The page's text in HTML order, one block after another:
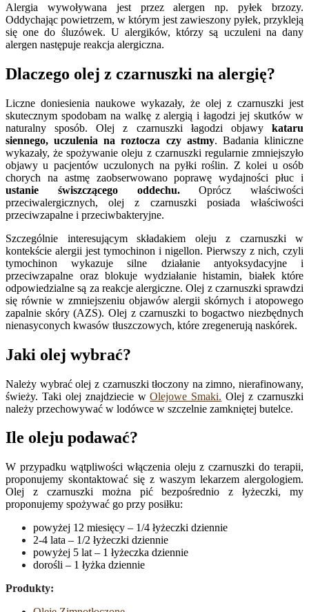
Alergia wywoływana jest przez alergen np. pyłek brzozy.
Oddychając powietrzem, w którym jest zawieszony pyłek, przykleją
się one do śluzówek. U alergików, którzy są uczuleni na dany
alergen następuje reakcja alergiczna.
Dlaczego olej z czarnuszki na alergię?
Liczne doniesienia naukowe wykazały, że olej z czarnuszki jest
skutecznym spodobam na walkę z alergią i łagodzi jej skutków w
naturalny sposób. Olej z czarnuszki łagodzi objawy kataru
siennego, uczulenia na roztocza czy astmy. Badania kliniczne
wykazały, że spożywanie oleju z czarnuszki regularnie zmniejszyło
objawy u pacjentów uczulonych na pyłki roślin. Z kolei u osób
chorych na astmę zaobserwowano poprawę wydajności płuc i
ustanie świszczącego oddechu.Oprócz właściwości
przeciwalergicznych, olej z czarnuszki posiada właściwości
przeciwzapalne i przeciwbakteryjne.
Szczególnie interesującym składakiem oleju z czarnuszki w
kontekście alergii jest tymochinon i nigellon. Pierwszy z nich, czyli
tymochinon wykazuje silne działanie antyoksydacyjne i
przeciwzapalne oraz blokuje wydziałanie histamin, białek które
odpowiedzialne są za reakcje alergiczne. Olej z czarnuszki sprawdzi
się równie w zmniejszeniu objawów alergii skórnych i atopowego
zapalnie skóry (AZS). Olej z czarnuszki to bogactwo niezbędnych
nienasyconych kwasów tłuszczowych, które zregenerują naskórek.
Jaki olej wybrać?
Należy wybrać olej z czarnuszki tłoczony na zimno, nierafinowany,
świeży. Taki olej znajdziecie wOlejowe Smaki. Olej z czarnuszki
należy przechowywać w lodówce w szczelnie zamkniętej butelce.
Ile oleju podawać?
W przypadku wątpliwości włączenia oleju z czarnuszki do terapii,
proponujemy skontaktować się z waszym lekarzem alergologiem.
Olej z czarnuszki można pić bezpośrednio z łyżeczki, my
proponujemy spożywać go przy posiłku:
powyżej 12 miesięcy – 1/4 łyżeczki dziennie
2-4 lata – 1/2 łyżeczki dziennie
powyżej 5 lat – 1 łyżeczka dziennie
dorośli – 1 łyżka dziennie
Produkty: